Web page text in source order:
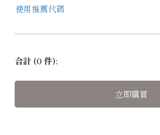
使用推薦代碼
合計 (0 件):
立即購買